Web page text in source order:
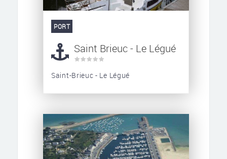
PORT
Saint Brieuc - Le Légué
Saint-Brieuc - Le Légué